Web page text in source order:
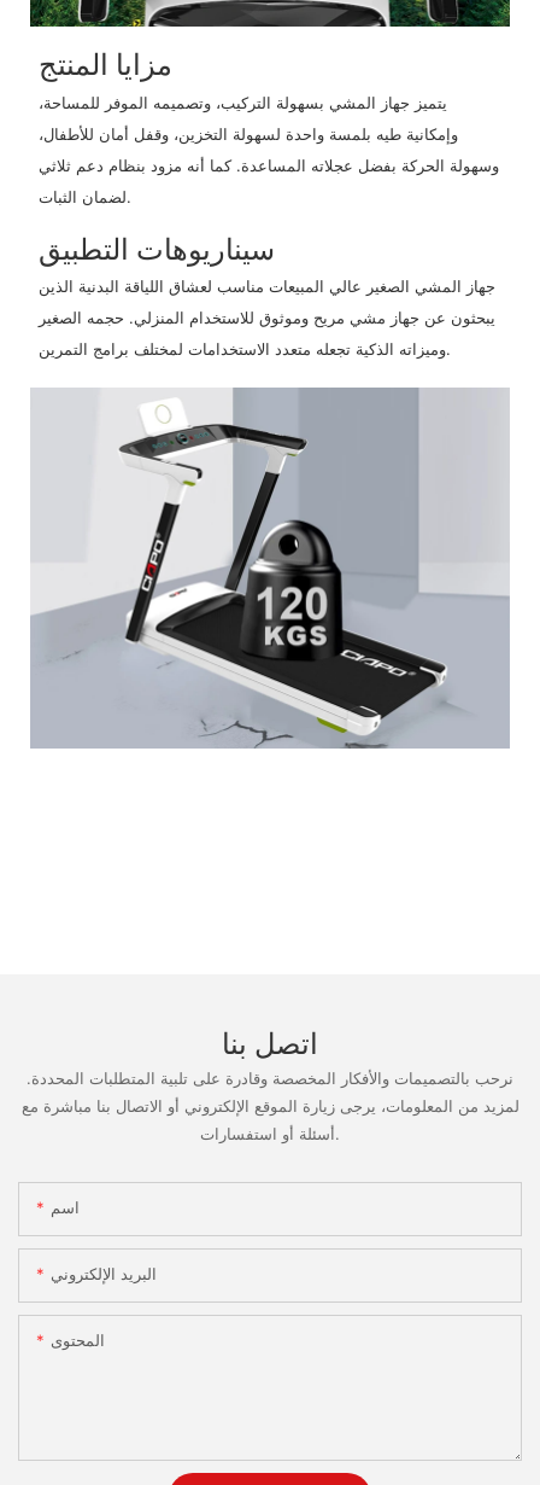
مزايا المنتج
يتميز جهاز المشي بسهولة التركيب، وتصميمه الموفر للمساحة،
وإمكانية طيه بلمسة واحدة لسهولة التخزين، وقفل أمان للأطفال،
وسهولة الحركة بفضل عجلاته المساعدة. كما أنه مزود بنظام دعم ثلاثي
لضمان الثبات.
سيناريوهات التطبيق
جهاز المشي الصغير عالي المبيعات مناسب لعشاق اللياقة البدنية الذين
يبحثون عن جهاز مشي مريح وموثوق للاستخدام المنزلي. حجمه الصغير
وميزاته الذكية تجعله متعدد الاستخدامات لمختلف برامج التمرين.
اتصل بنا
نرحب بالتصميمات والأفكار المخصصة وقادرة على تلبية المتطلبات المحددة.
لمزيد من المعلومات، يرجى زيارة الموقع الإلكتروني أو الاتصال بنا مباشرة مع
أسئلة أو استفسارات.
اسم
البريد الإلكتروني
المحتوى